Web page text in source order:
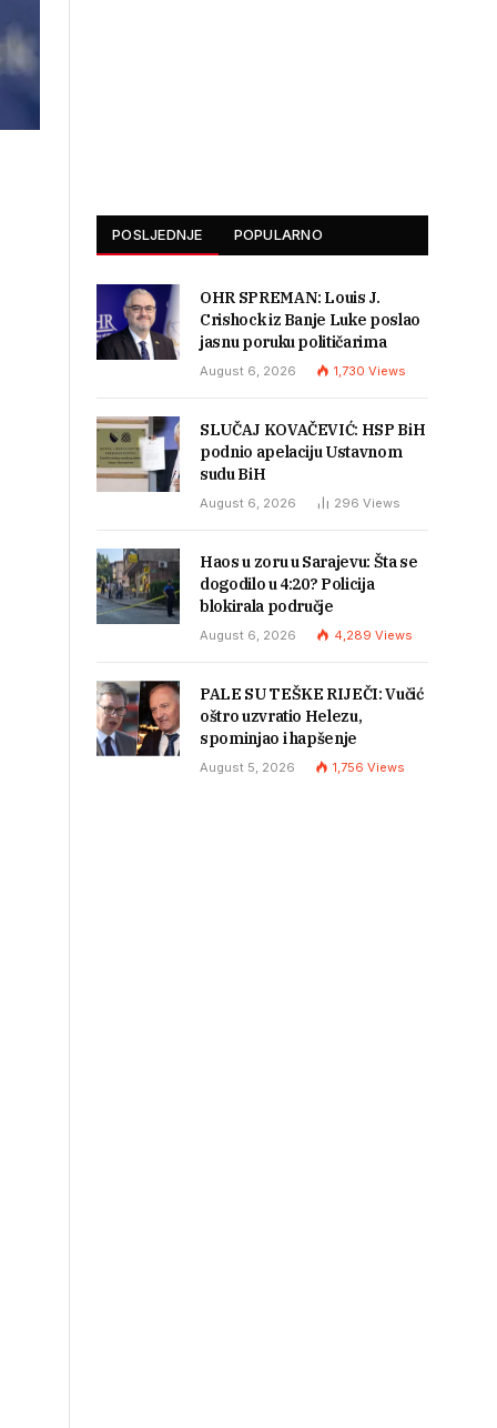
POSLJEDNJE POPULARNO
OHR SPREMAN: Louis J.
Crishock iz Banje Luke poslao
jasnu poruku političarima
August 6, 2026 1,730 Views
SLUČAJ KOVAČEVIĆ: HSP BiH
podnio apelaciju Ustavnom
sudu BiH
August 6, 2026 296 Views
Haos u zoru u Sarajevu: Šta se
dogodilo u 4:20? Policija
blokirala područje
August 6, 2026 4,289 Views
PALE SU TEŠKE RIJEČI: Vučić
oštro uzvratio Helezu,
spominjao i hapšenje
August 5, 2026 1,756 Views